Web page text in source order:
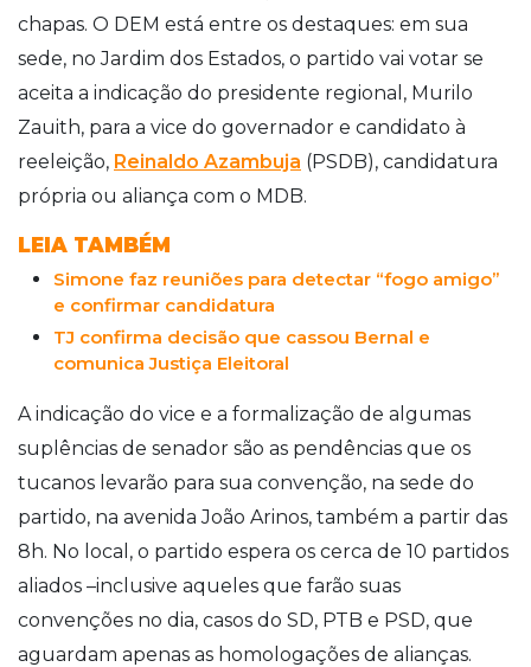
chapas. O DEM está entre os destaques: em sua
sede, no Jardim dos Estados, o partido vai votar se
aceita a indicação do presidente regional, Murilo
Zauith, para a vice do governador e candidato à
reeleição, Reinaldo Azambuja (PSDB), candidatura
própria ou aliança com o MDB.
LEIA TAMBÉM
Simone faz reuniões para detectar “fogo amigo”
e confirmar candidatura
TJ confirma decisão que cassou Bernal e
comunica Justiça Eleitoral
A indicação do vice e a formalização de algumas
suplências de senador são as pendências que os
tucanos levarão para sua convenção, na sede do
partido, na avenida João Arinos, também a partir das
8h. No local, o partido espera os cerca de 10 partidos
aliados –inclusive aqueles que farão suas
convenções no dia, casos do SD, PTB e PSD, que
aguardam apenas as homologações de alianças.